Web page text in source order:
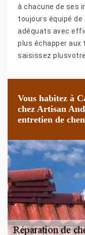
à chacune de ses
toujours équipé
adéquats avec
plus échapper aux
saisissez
Vous habitez à
chez Artisan
entretien de